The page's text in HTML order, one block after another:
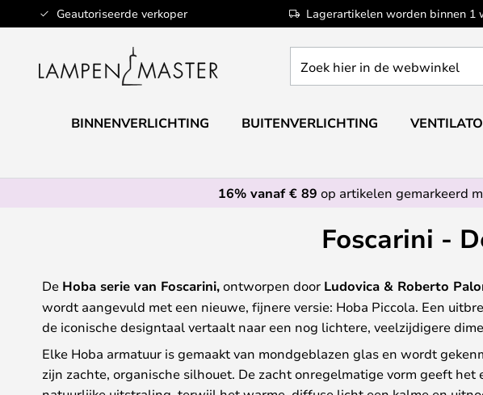
Geautoriseerde verkoper Lagerartikelen worden binnen 1
Ga
naar
inhoud
hier
de
BINNENVERLICHTING BUITENVERLICHTING
16% vanaf € 89 op artikelen gemarkeerd
Foscarini -
De Hoba serie van Foscarini,ontworpen door Ludovica & Roberto
wordt aangevuld met een nieuwe, fijnere versie: Hoba Piccola. Een
de iconische designtaal vertaalt naar een nog lichtere, veelzijdigere
Elke Hoba armatuur is gemaakt van mondgeblazen glas en wordt
zijn zachte, organische silhouet. De zacht onregelmatige vorm geeft het